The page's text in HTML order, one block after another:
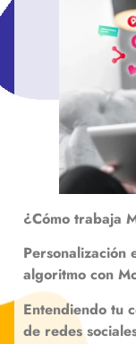
¿Cómo trabaja
Personalización
algoritmo con
Entendiendo tu
de redes